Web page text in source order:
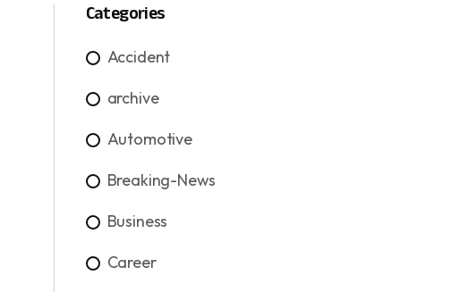
Categories
Accident
archive
Automotive
Breaking-News
Business
Career